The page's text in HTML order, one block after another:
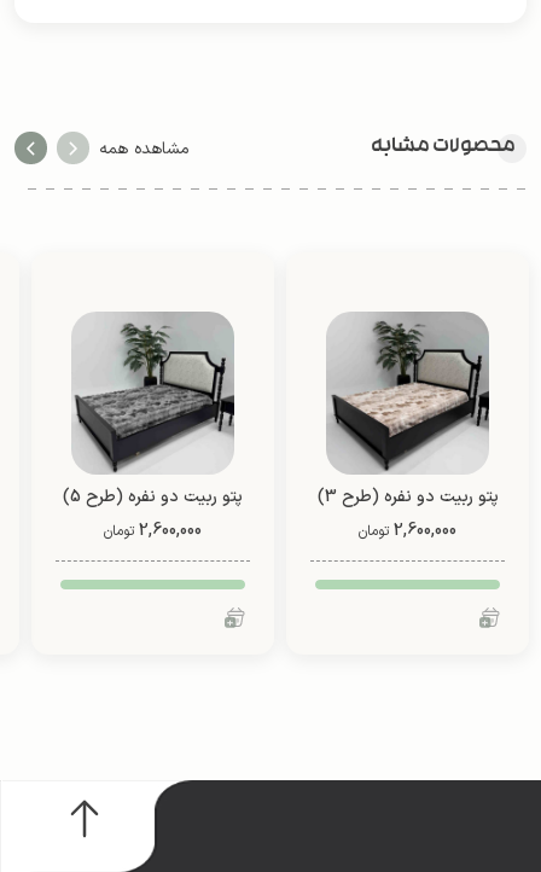
محصولات مشابه مشاهده همه
پتو ربیت دو نفره (طرح 3)
2,600,000 تومان
پتو ربیت دو نفره (طرح 5)
2,600,000 تومان